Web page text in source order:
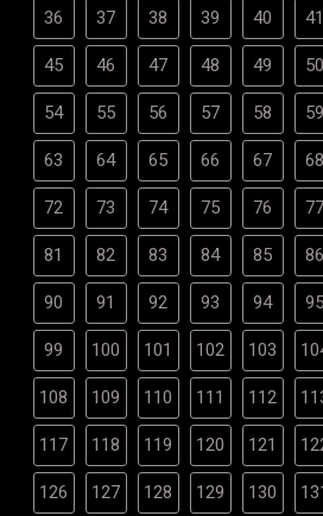
36 37 38 39 40 41
45 46 47 48 49 50
54 55 56 57 58 59
63 64 65 66 67 68
72 73 74 75 76 77
81 82 83 84 85 86
90 91 92 93 94 95
99 100 101 102 103
108 109 110 111 112
117 118 119 120 121
126 127 128 129 130